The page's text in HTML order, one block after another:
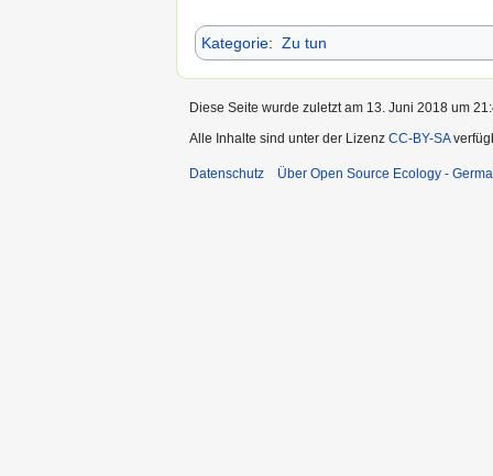
Kategorie: Zu tun
Diese Seite wurde zuletzt am 13. Juni 2018 um
Alle Inhalte sind unter der Lizenz CC-BY-SA
Datenschutz Über Open Source Ecology -